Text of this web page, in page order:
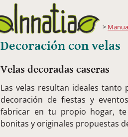
Decoración con velas
Velas decoradas caseras
Las velas resultan ideales
decoración de fiestas y
fabricar en tu propio hogar,
bonitas y originales propuestas